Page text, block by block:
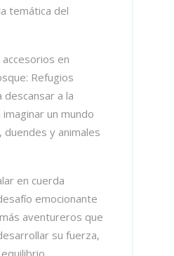
temática del
en
Refugios
a la
un mundo
duendes y animales
en cuerda
emocionante
aventureros que
su fuerza,